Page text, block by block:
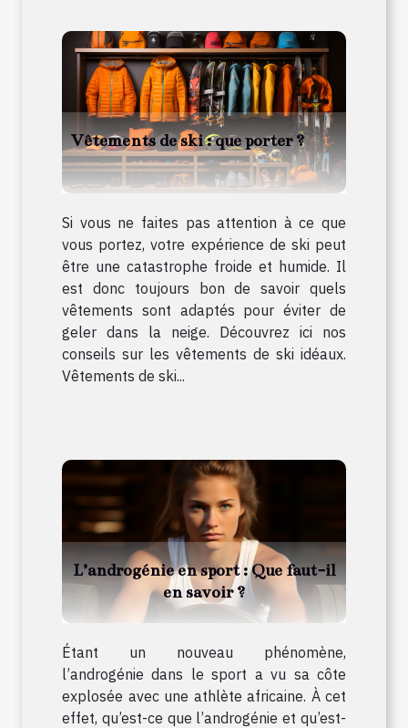
Vêtements de ski : que porter ?
Si vous ne faites pas attention à ce que
vous portez, votre expérience de ski peut
être une catastrophe froide et humide. Il
est donc toujours bon de savoir quels
vêtements sont adaptés pour éviter de
geler dans la neige. Découvrez ici nos
conseils sur les vêtements de ski idéaux.
Vêtements de ski...
L’androgénie en sport : Que faut-il
en savoir ?
Étant un nouveau phénomène,
l’androgénie dans le sport a vu sa côte
explosée avec une athlète africaine. À cet
effet, qu’est-ce que l’androgénie et qu’est-